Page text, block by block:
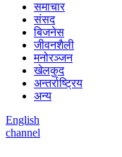
समाचार
संसद
बिजनेस
जीवनशैली
मनोरञ्जन
खेलकुद
अन्तर्राष्ट्रिय
अन्य
English
channel